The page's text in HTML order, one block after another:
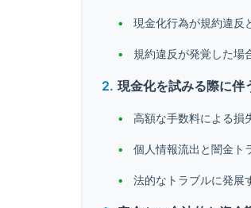
現金化行為が規約違反
規約違反が発覚した場
現金化を試みる際に伴
高額な手数料による損
個人情報流出と闇金ト
法的なトラブルに発展